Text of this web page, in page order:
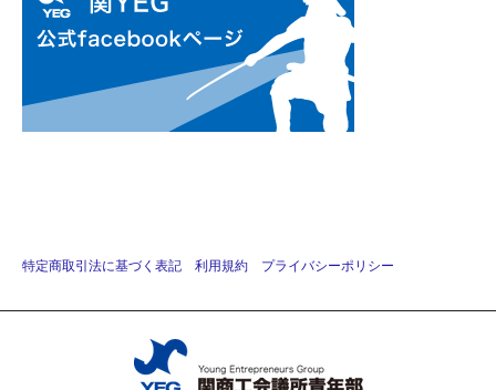
特定商取引法に基づく表記 利用規約 プライバシーポリシー